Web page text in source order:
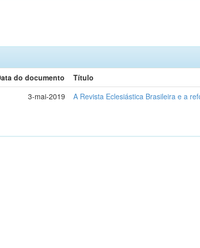
do documento Título
3-mai-2019
A Revista Eclesiástica Brasileira e a